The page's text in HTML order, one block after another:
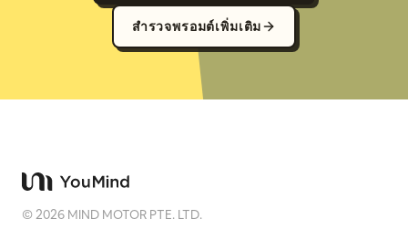
สำรวจพรอมต์เพิ่มเติม
©2026 MIND MOTOR PTE. LTD.